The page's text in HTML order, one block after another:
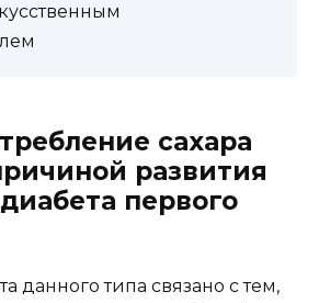
сахара
развития
первого
данного типа связано с тем,